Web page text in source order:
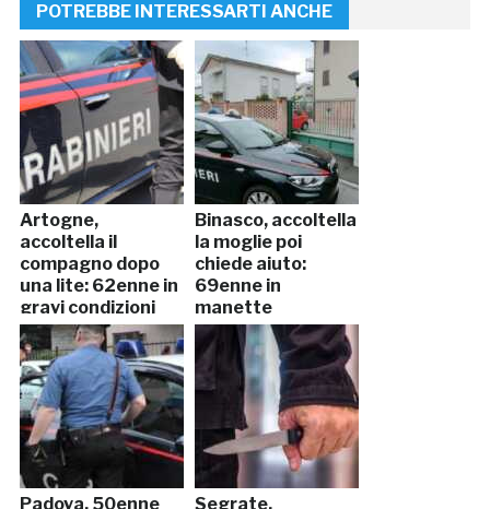
POTREBBE INTERESSARTI ANCHE
Artogne,
accoltella il
compagno dopo
una lite: 62enne in
gravi condizioni
Binasco, accoltella
la moglie poi
chiede aiuto:
69enne in
manette
Padova, 50enne Segrate,